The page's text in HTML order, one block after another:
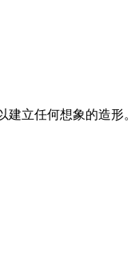
立任何想象的造形。